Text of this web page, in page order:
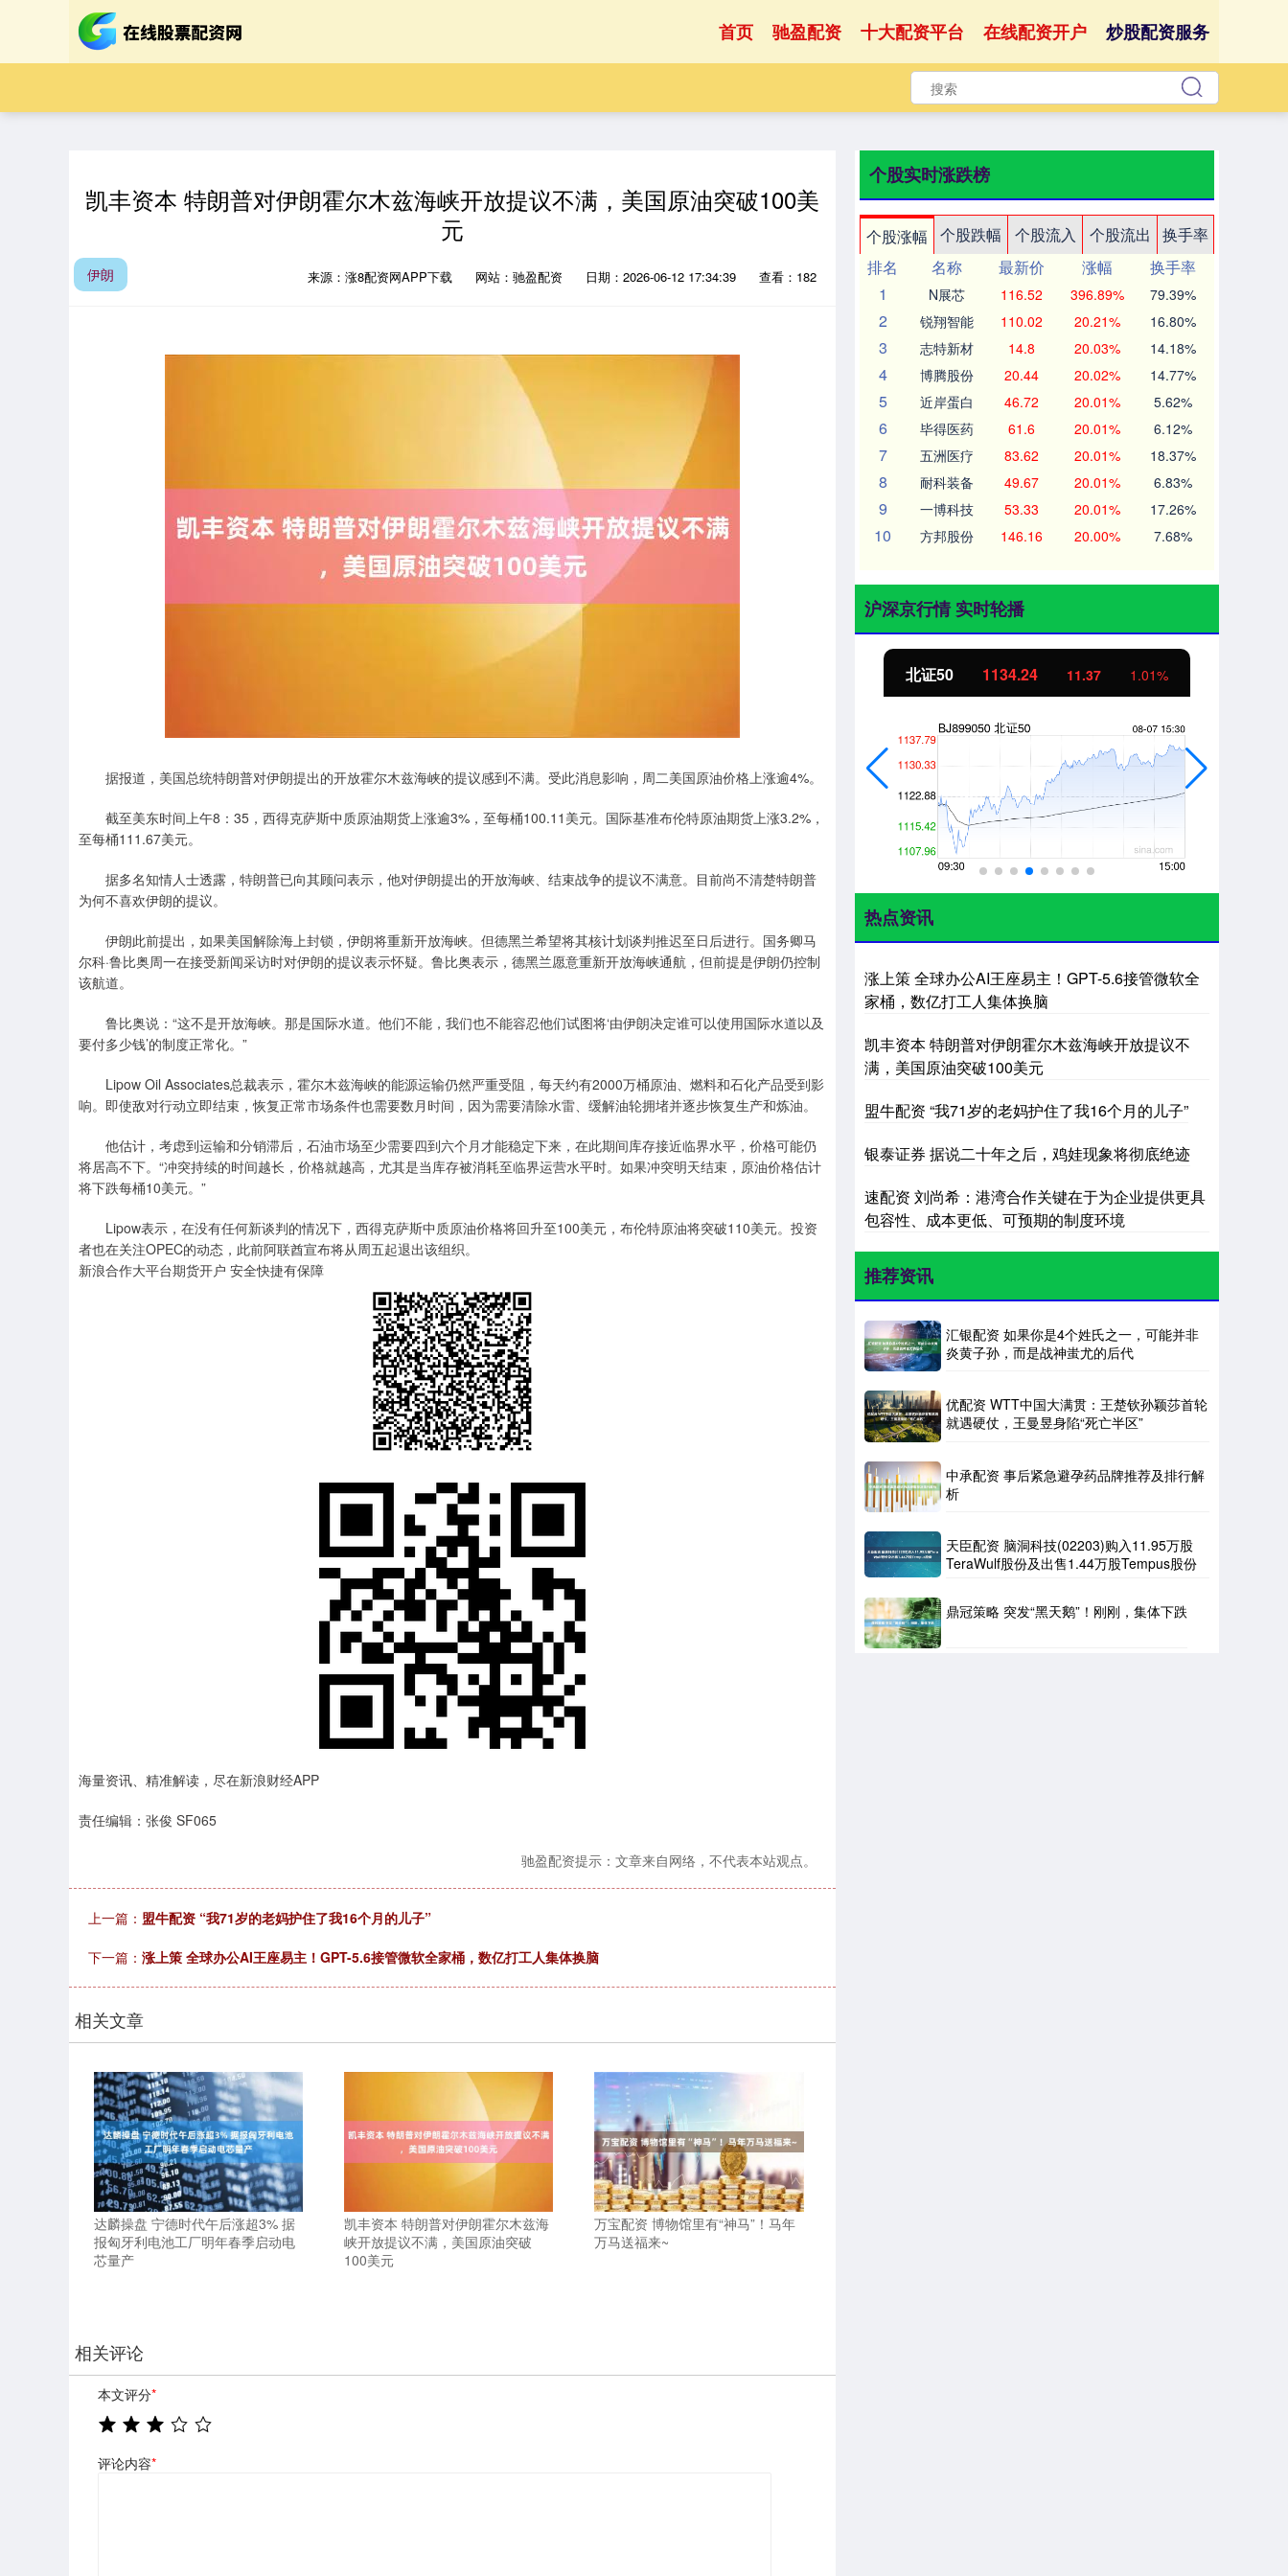
首页 驰盈配资 十大配资平台 在线配资开户 炒股配资服务
凯丰资本 特朗普对伊朗霍尔木兹海峡开放提议不满，美国原油突破100美
元
伊朗 来源：涨8配资网APP下载 网站：驰盈配资 日期：2026-06-12 17:34:39 查看：182
据报道，美国总统特朗普对伊朗提出的开放霍尔木兹海峡的提议感到不满。受此消息影响，周二美国原油价格上涨逾4%。
截至美东时间上午8：35，西得克萨斯中质原油期货上涨逾3%，至每桶100.11美元。国际基准布伦特原油期货上涨3.2%，
至每桶111.67美元。
据多名知情人士透露，特朗普已向其顾问表示，他对伊朗提出的开放海峡、结束战争的提议不满意。目前尚不清楚特朗普
为何不喜欢伊朗的提议。
伊朗此前提出，如果美国解除海上封锁，伊朗将重新开放海峡。但德黑兰希望将其核计划谈判推迟至日后进行。国务卿马
尔科·鲁比奥周一在接受新闻采访时对伊朗的提议表示怀疑。鲁比奥表示，德黑兰愿意重新开放海峡通航，但前提是伊朗仍控制
该航道。
鲁比奥说：“这不是开放海峡。那是国际水道。他们不能，我们也不能容忍他们试图将‘由伊朗决定谁可以使用国际水道以及
要付多少钱’的制度正常化。”
Lipow Oil Associates总裁表示，霍尔木兹海峡的能源运输仍然严重受阻，每天约有2000万桶原油、燃料和石化产品受到影
响。即使敌对行动立即结束，恢复正常市场条件也需要数月时间，因为需要清除水雷、缓解油轮拥堵并逐步恢复生产和炼油。
他估计，考虑到运输和分销滞后，石油市场至少需要四到六个月才能稳定下来，在此期间库存接近临界水平，价格可能仍
将居高不下。“冲突持续的时间越长，价格就越高，尤其是当库存被消耗至临界运营水平时。如果冲突明天结束，原油价格估计
将下跌每桶10美元。”
Lipow表示，在没有任何新谈判的情况下，西得克萨斯中质原油价格将回升至100美元，布伦特原油将突破110美元。投资
者也在关注OPEC的动态，此前阿联酋宣布将从周五起退出该组织。
新浪合作大平台期货开户 安全快捷有保障
海量资讯、精准解读，尽在新浪财经APP
责任编辑：张俊 SF065
驰盈配资提示：文章来自网络，不代表本站观点。
上一篇： 盟牛配资 “我71岁的老妈护住了我16个月的儿子”
下一篇： 涨上策 全球办公AI王座易主！GPT-5.6接管微软全家桶，数亿打工人集体换脑
相关文章
达麟操盘 宁德时代午后涨超3% 据
报匈牙利电池工厂明年春季启动电
芯量产
凯丰资本 特朗普对伊朗霍尔木兹海
峡开放提议不满，美国原油突破
100美元
万宝配资 博物馆里有“神马”！马年
万马送福来~
相关评论
本文评分*
评论内容*
个股实时涨跌榜
个股涨幅 个股跌幅 个股流入 个股流出
换手率
排名
名称 最新价 涨幅
换手率
1
N展芯 116.52 396.89% 79.39%
2 锐翔智能 110.02 20.21% 16.80%
3 志特新材 14.8 20.03% 14.18%
4 博腾股份 20.44 20.02% 14.77%
5 近岸蛋白 46.72 20.01% 5.62%
6 毕得医药 61.6 20.01% 6.12%
7 五洲医疗 83.62 20.01% 18.37%
8 耐科装备 49.67 20.01% 6.83%
9 一博科技 53.33 20.01% 17.26%
10 方邦股份 146.16 20.00% 7.68%
沪深京行情 实时轮播
北证50 1134.24 11.37 1.01%
热点资讯
涨上策 全球办公AI王座易主！GPT-5.6接管微软全
家桶，数亿打工人集体换脑
凯丰资本 特朗普对伊朗霍尔木兹海峡开放提议不
满，美国原油突破100美元
盟牛配资 “我71岁的老妈护住了我16个月的儿子”
银泰证券 据说二十年之后，鸡娃现象将彻底绝迹
速配资 刘尚希：港湾合作关键在于为企业提供更具
包容性、成本更低、可预期的制度环境
推荐资讯
汇银配资 如果你是4个姓氏之一，可能并非
炎黄子孙，而是战神蚩尤的后代
优配资 WTT中国大满贯：王楚钦孙颖莎首轮
就遇硬仗，王曼昱身陷“死亡半区”
中承配资 事后紧急避孕药品牌推荐及排行解
析
天臣配资 脑洞科技(02203)购入11.95万股
TeraWulf股份及出售1.44万股Tempus股份
鼎冠策略 突发“黑天鹅”！刚刚，集体下跌